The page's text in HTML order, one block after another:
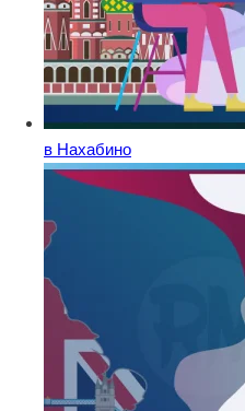
в Нахабино